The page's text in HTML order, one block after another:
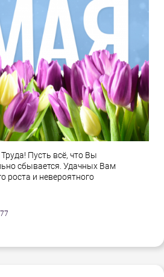
Пусть всё, что Вы
сбывается. Удачных Вам
роста и невероятного
77